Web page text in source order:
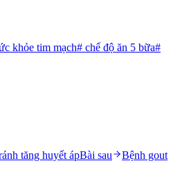
khỏe tim mạch# chế độ ăn 5 bữa#
tăng huyết ápBài sau
Bệnh gout